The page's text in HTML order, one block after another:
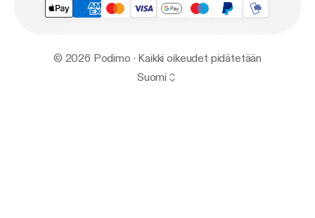
© 2026 Podimo · Kaikki oikeudet pidätetään
Suomi